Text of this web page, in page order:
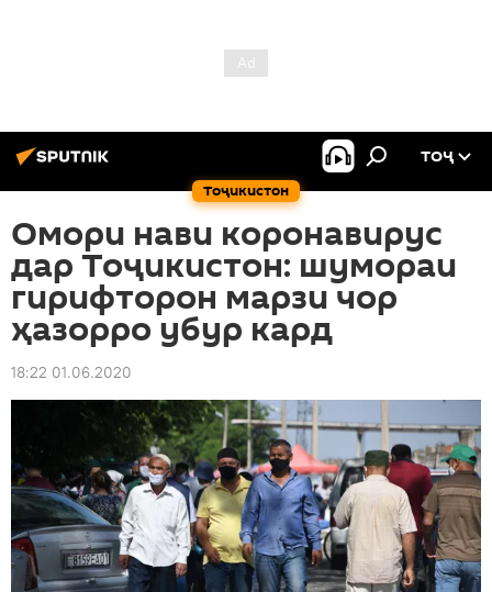
Тоҷикистон
ТОҶ
Омори нави коронавирус
дар Тоҷикистон: шумораи
гирифторон марзи чор
ҳазорро убур кард
18:22 01.06.2020